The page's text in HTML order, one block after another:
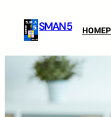
SMAN 5 HOME